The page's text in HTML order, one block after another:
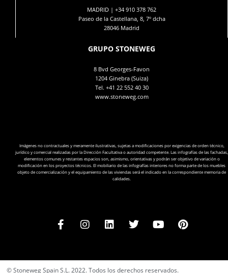
MADRID | +34 910 378 762
Paseo de la Castellana, 8, 7º dcha
28046 Madrid
GRUPO STONEWEG
8 Bvd Georges-Favon
1204 Ginebra (Suiza)
Tel. +41 22 552 40 30
www.stoneweg.com
Imágenes no contractuales y meramente ilustrativas, sujetas a modificaciones por exigencias de orden técnico,
jurídico y comercial realizadas por la Dirección Facultativa o autoridad competente. Las infografías de las fachadas,
elementos comunes y restantes espacios son, asimismo, orientativas y podrán ser objetivo de variación o
modificación en los proyectos técnicos. El mobiliario de las infografías interiores no forma parte de los muebles
objeto de comercialización y el equipamiento de las viviendas será el indicado en la correspondiente memoria de
calidades.
© Stoneweg Spain S.L. 2022. Todos los derechos reservados.